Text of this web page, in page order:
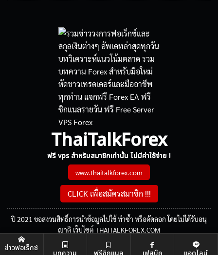
ThaiTalkForex
ฟรี vps สำหรับสมาชิกเท่านั้น ไม่มีค่าใช้จ่าย !
www.thaitalkforex.com
CLICK เพื่อสมัครสมาชิก !!!
ปี 2021 ขอสงวนสิทธิ์การนำข้อมูลไปใช้ ทำซ้ำ หรือคัดลอก โดยไม่ได้รับอนุ
ญาติ เว็บไซต์ THAITALKFOREX.COM
ข่าวฟอเร็กซ์